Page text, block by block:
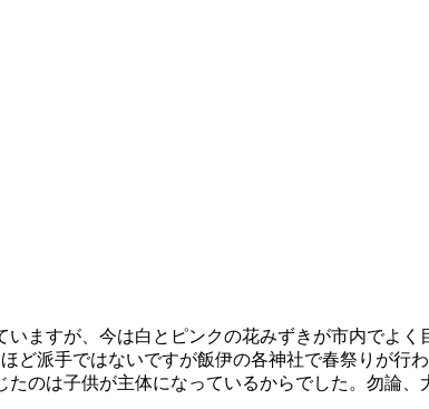
ますが、今は白とピンクの花みずきが市内でよく
ど派手ではないですが飯伊の各神社で春祭りが行
たのは子供が主体になっているからでした。勿論